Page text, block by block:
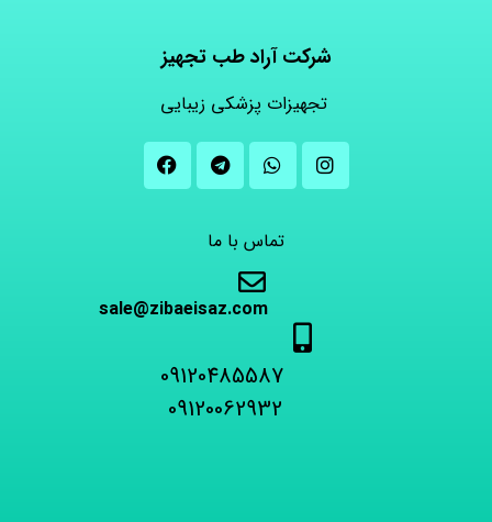
شرکت آراد طب تجهیز
تجهیزات پزشکی زیبایی
تماس با ما
sale@zibaeisaz.com
09120485587